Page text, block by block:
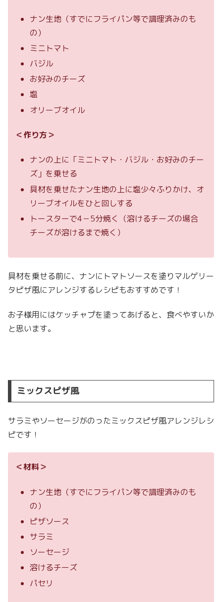
ナン生地（すでにフライパン等で調理済みのも
の）
ミニトマト
バジル
お好みのチーズ
塩
オリーブオイル
＜作り方＞
ナンの上に「ミニトマト・バジル・お好みのチー
ズ」を乗せる
具材を乗せたナン生地の上に塩少々ふりかけ、オ
リーブオイルをひと回しする
トースターで4－5分焼く（溶けるチーズの場合
チーズが溶けるまで焼く）
具材を乗せる前に、ナンにトマトソースを塗りマルゲリー
タピザ風にアレンジするレシピもおすすめです！
お子様用にはケッチャプを塗ってあげると、食べやすいか
と思います。
ミックスピザ風
サラミやソーセージがのったミックスピザ風アレンジレシ
ピです！
＜材料＞
ナン生地（すでにフライパン等で調理済みのも
の）
ピザソース
サラミ
ソーセージ
溶けるチーズ
パセリ